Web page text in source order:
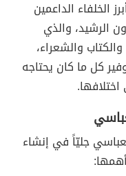
الخلفاء الداعمين
الرشيد، والذي
والشعراء،
كل ما كان يحتاجه
جليّاً في إنشاء